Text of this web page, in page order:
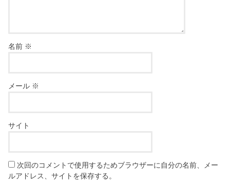
名前 ※
メール ※
サイト
次回のコメントで使用するためブラウザーに自分の名前、メー
ルアドレス、サイトを保存する。